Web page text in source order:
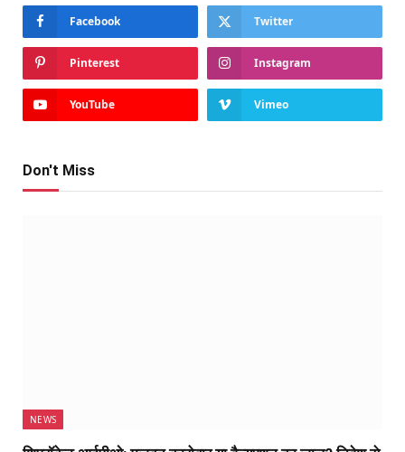
Facebook Twitter
Pinterest Instagram
YouTube Vimeo
Don't Miss
NEWS